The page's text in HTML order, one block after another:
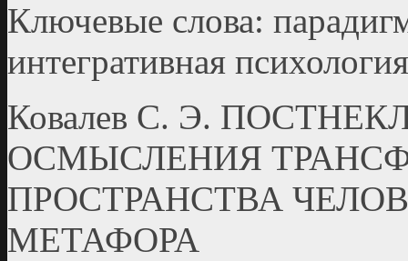
Ключевые слова:
интегративная
Ковалев С. Э.
ОСМЫСЛЕНИЯ
ПРОСТРАНСТВА
МЕТАФОРА